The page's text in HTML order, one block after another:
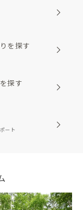
を探す
探す
ート